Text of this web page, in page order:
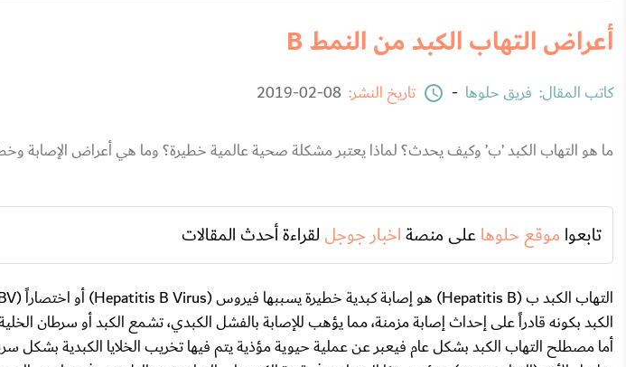
أعراض التهاب الكبد من النمط B
كاتب المقال: فريق حلوها - تاريخ النشر: 08-02-2019
ما هو التهاب الكبد ’ب’ وكيف يحدث؟ لماذا يعتبر مشكلة صحية عالمية خطيرة؟ وما هي أعراض الإصابة
تابعوا موقع حلوهاعلى منصةاخبار جوجل لقراءة أحدث المقالات
الكبد بكونه قادراً على إحداث إصابة مزمنة، مما يؤهب للإصابة بالفشل الكبدي، تشمع الكبد أو سرطان
أما مصطلح التهاب الكبد بشكل عام فيعبر عن عملية حيوية مؤذية يتم فيها تخريب الخلايا الكبدية بشكل